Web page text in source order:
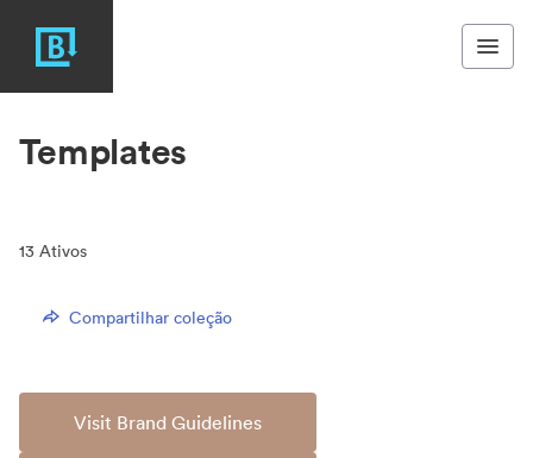
Templates
13 Ativos
Compartilhar coleção
Visit Brand Guidelines